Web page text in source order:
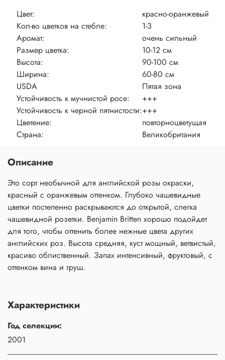
Цвет:
красно-оранжевый
Кол-во цветков на стебле:
1-3
Аромат:
очень сильный
Размер цветка:
10-12 см
Высота:
90-100 см
Ширина:
60-80 см
USDA
Пятая зона
Устойчивость к мучнистой росе:
+++
Устойчивость к черной пятнистости:+++
Цветение:
повторноцветущая
Страна:
Великобритания
Описание
Это сорт необычной для английской розы окраски,
красный с оранжевым оттенком. Глубоко чашевидные
цветки постепенно раскрываются до открытой, слегка
чашевидной розетки. Benjamin Britten хорошо подойдет
для того, чтобы оттенить более нежные цвета других
английских роз. Высота средняя, куст мощный, ветвистый,
красиво облиственный. Запах интенсивный, фруктовый, с
оттенком вина и груш.
Характеристики
Год селекции:
2001